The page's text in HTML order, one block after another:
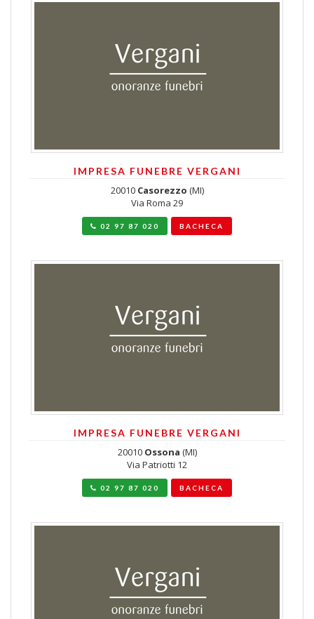
IMPRESA FUNEBRE VERGANI
20010 Casorezzo (MI)
Via Roma 29
02 97 87 020 BACHECA
IMPRESA FUNEBRE VERGANI
20010 Ossona (MI)
Via Patriotti 12
02 97 87 020 BACHECA